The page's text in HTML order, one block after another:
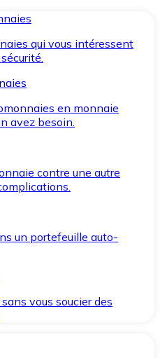
qui vous intéressent
en monnaie
avez besoin.
contre une autre
un portefeuille auto-
vous soucier des